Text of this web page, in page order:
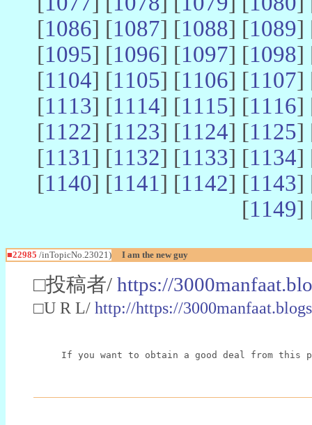
[1086] [1087] [1088] [1089]
[1095] [1096] [1097] [1098]
[1104] [1105] [1106] [1107]
[1113] [1114] [1115] [1116]
[1122] [1123] [1124] [1125]
[1131] [1132] [1133] [1134]
[1140] [1141] [1142] [1143]
[1149]
■22985 /inTopicNo.23021) I am the new guy
□投稿者/ https://
□U R L/ http://https://
If you want to obtain a good deal from this